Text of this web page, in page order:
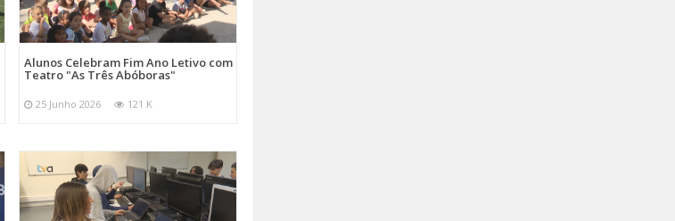
Alunos Celebram Fim Ano Letivo com
Teatro "As Três Abóboras"
25 Junho 2026 121 K